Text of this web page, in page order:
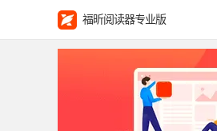
福昕阅读器专业版